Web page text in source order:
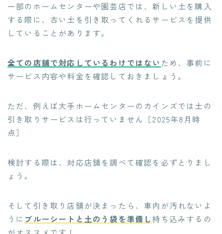
一部のホームセンターや園芸店では、新しい土を購入
する際に、古い土を引き取ってくれるサービスを提供
していることがあります。
全ての店舗で対応しているわけではないため、事前に
サービス内容や料金を確認しておきましょう。
ただ、例えば大手ホームセンターのカインズでは土の
引き取りサービスは行っていません［2025年8月時
点］
検討する際は、対応店舗を調べて確認を必ずとりまし
ょう。
そして引き取り店舗が決まったら、車内が汚れないよ
うに ブルーシートと土のう袋を準備し持ち込みするの